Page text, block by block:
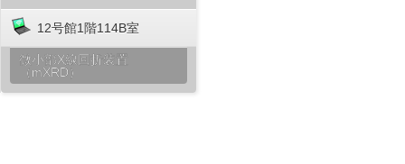
12号館1階114B室
微小部X線回折装置
（mXRD）